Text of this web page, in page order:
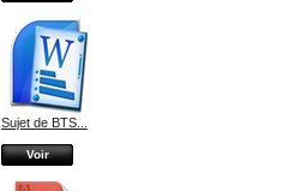
Sujet de BTS...
Voir